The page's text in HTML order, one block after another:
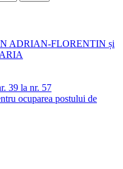
ADRIAN-FLORENTIN și
39 la nr. 57
ocuparea postului de